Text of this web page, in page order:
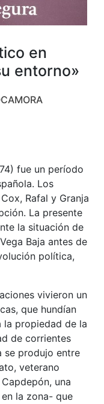
en
entorno»
fue un período
Los
Rafal y Granja
La presente
la situación de
Baja antes de
política,
vivieron un
que hundían
la propiedad de la
de corrientes
se produjo entre
veterano
una
la zona- que